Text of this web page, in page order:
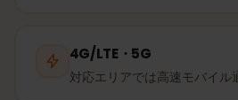
4G/LTE・5G
対応エリアでは高速モバイル